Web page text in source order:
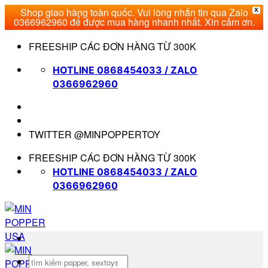
X
Shop giao hàng toàn quốc. Vui lòng nhắn tin qua Zalo
0366962960 để được mua hàng nhanh nhất. Xin cảm ơn.
qua
FREESHIP CÁC ĐƠN HÀNG TỪ 300K
HOTLINE 0868454033 / ZALO
0366962960
TWITTER @MINPOPPERTOY
FREESHIP CÁC ĐƠN HÀNG TỪ 300K
HOTLINE 0868454033 / ZALO
0366962960
Tìm